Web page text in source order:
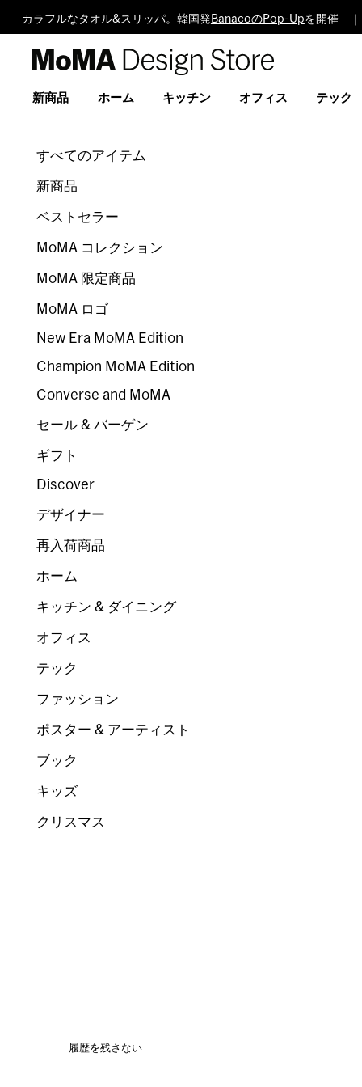
カラフルなタオル&スリッパ。韓国発 BanacoのPop-Upを開催
Design
新商品 ホーム キッチン オフィス テック
すべてのアイテム
新商品
ベストセラー
MoMA コレクション
MoMA 限定商品
MoMA ロゴ
New Era MoMA Edition
Champion MoMA Edition
Converse and MoMA
セール & バーゲン
ギフト
Discover
デザイナー
再入荷商品
ホーム
キッチン & ダイニング
オフィス
テック
ファッション
ポスター & アーティスト
ブック
キッズ
クリスマス
履歴を残さない